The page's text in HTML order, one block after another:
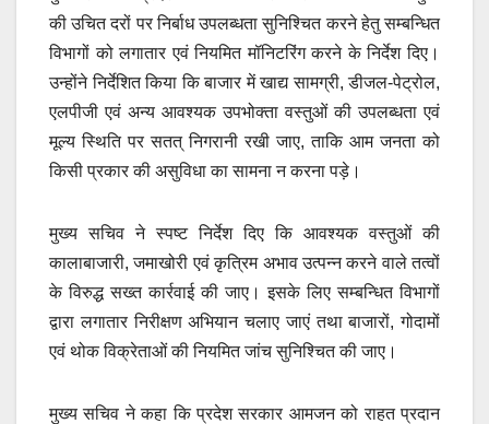
की उचित दरों पर निर्बाध उपलब्धता सुनिश्चित करने हेतु सम्बन्धित
विभागों को लगातार एवं नियमित मॉनिटरिंग करने के निर्देश दिए।
उन्होंने निर्देशित किया कि बाजार में खाद्य सामग्री, डीजल-पेट्रोल,
एलपीजी एवं अन्य आवश्यक उपभोक्ता वस्तुओं की उपलब्धता एवं
मूल्य स्थिति पर सतत् निगरानी रखी जाए, ताकि आम जनता को
किसी प्रकार की असुविधा का सामना न करना पड़े।
मुख्य सचिव ने स्पष्ट निर्देश दिए कि आवश्यक वस्तुओं की
कालाबाजारी, जमाखोरी एवं कृत्रिम अभाव उत्पन्न करने वाले तत्वों
के विरुद्ध सख्त कार्रवाई की जाए। इसके लिए सम्बन्धित विभागों
द्वारा लगातार निरीक्षण अभियान चलाए जाएं तथा बाजारों, गोदामों
एवं थोक विक्रेताओं की नियमित जांच सुनिश्चित की जाए।
मुख्य सचिव ने कहा कि प्रदेश सरकार आमजन को राहत प्रदान